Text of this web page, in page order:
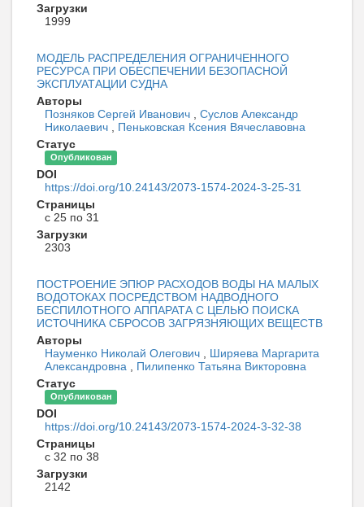
Загрузки
1999
МОДЕЛЬ РАСПРЕДЕЛЕНИЯ ОГРАНИЧЕННОГО
РЕСУРСА ПРИ ОБЕСПЕЧЕНИИ БЕЗОПАСНОЙ
ЭКСПЛУАТАЦИИ СУДНА
Авторы
Позняков Сергей Иванович
Суслов Александр
Николаевич
Пеньковская Ксения Вячеславовна
Статус
Опубликован
DOI
https://doi.org/10.24143/2073-1574-2024-3-25-31
Страницы
с 25 по 31
Загрузки
2303
ПОСТРОЕНИЕ ЭПЮР РАСХОДОВ ВОДЫ НА МАЛЫХ
ВОДОТОКАХ ПОСРЕДСТВОМ НАДВОДНОГО
БЕСПИЛОТНОГО АППАРАТА С ЦЕЛЬЮ ПОИСКА
ИСТОЧНИКА СБРОСОВ ЗАГРЯЗНЯЮЩИХ ВЕЩЕСТВ
Авторы
Науменко Николай Олегович
Ширяева Маргарита
Александровна
Пилипенко Татьяна Викторовна
Статус
Опубликован
DOI
https://doi.org/10.24143/2073-1574-2024-3-32-38
Страницы
с 32 по 38
Загрузки
2142